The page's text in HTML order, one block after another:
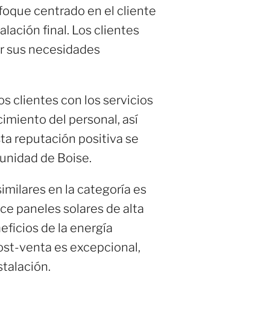
centrado en el cliente
final. Los clientes
sus necesidades
clientes con los servicios
del personal, así
reputación positiva se
de Boise.
en la categoría es
paneles solares de alta
de la energía
venta es excepcional,